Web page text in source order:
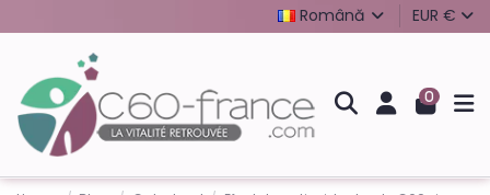
Română EUR €
0